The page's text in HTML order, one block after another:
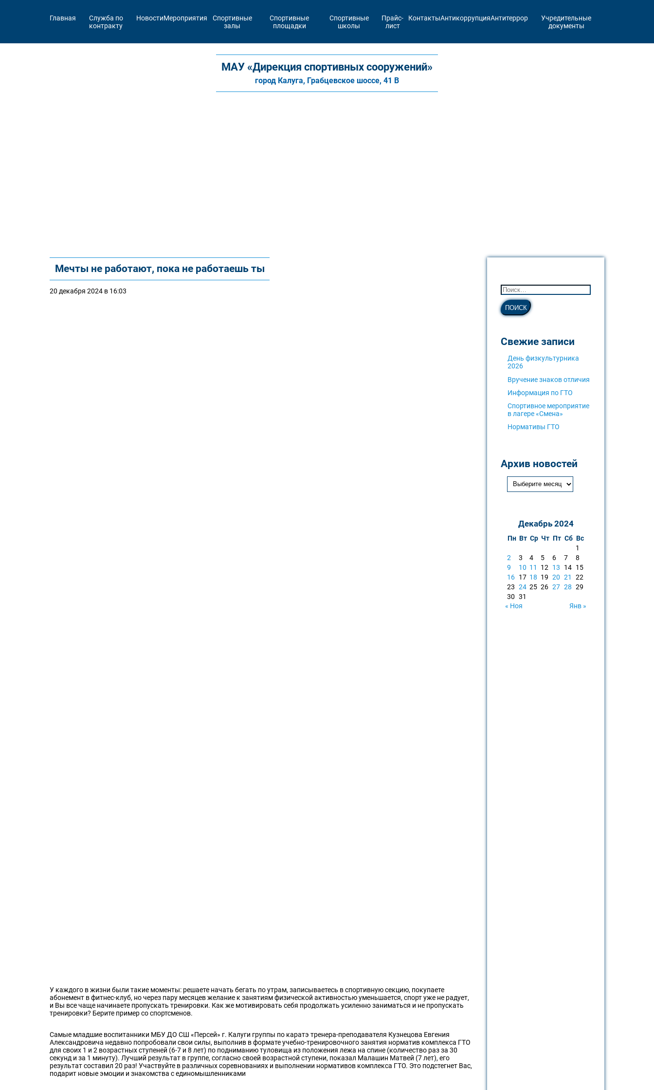
Главная
Служба по
контракту
НовостиМероприятия
Спортивные
залы
Спортивные
площадки
Спортивные
школы
Прайс-
лист
КонтактыАнтикоррупцияАнтитеррор
Учредительные
документы
МАУ «Дирекция спортивных сооружений»
город Калуга, Грабцевское шоссе, 41 В
Мечты не работают, пока не работаешь ты
20 декабря 2024 в 16:03
У каждого в жизни были такие моменты: решаете начать бегать по утрам, записываетесь в спортивную секцию, покупаете
абонемент в фитнес-клуб, но через пару месяцев желание к занятиям физической активностью уменьшается, спорт уже не радует,
и Вы все чаще начинаете пропускать тренировки. Как же мотивировать себя продолжать усиленно заниматься и не пропускать
тренировки? Берите пример со спортсменов.
Самые младшие воспитанники МБУ ДО СШ «Персей» г. Калуги группы по каратэ тренера-преподавателя Кузнецова Евгения
Александровича недавно попробовали свои силы, выполнив в формате учебно-тренировочного занятия норматив комплекса ГТО
для своих 1 и 2 возрастных ступеней (6-7 и 8 лет) по подниманию туловища из положения лежа на спине (количество раз за 30
секунд и за 1 минуту). Лучший результат в группе, согласно своей возрастной ступени, показал Малашин Матвей (7 лет), его
результат составил 20 раз! Участвуйте в различных соревнованиях и выполнении нормативов комплекса ГТО. Это подстегнет Вас,
подарит новые эмоции и знакомства с единомышленниками
Свежие записи
День физкультурника
2026
Вручение знаков отличия
Информация по ГТО
Спортивное мероприятие
в лагере «Смена»
Нормативы ГТО
Архив новостей
Декабрь 2024
Пн Вт Ср Чт Пт Сб Вс
1
2
3 4 5 6 7
8
9
10 11 12 13 14 15
16 17 18 19 20 21
22
23 24 25 26 27 28 29
30 31
« Ноя
Янв »